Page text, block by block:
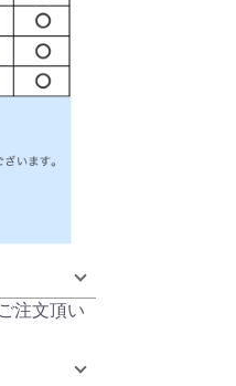
注文頂い